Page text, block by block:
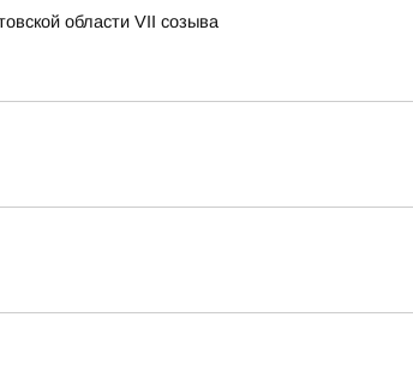
области VII созыва